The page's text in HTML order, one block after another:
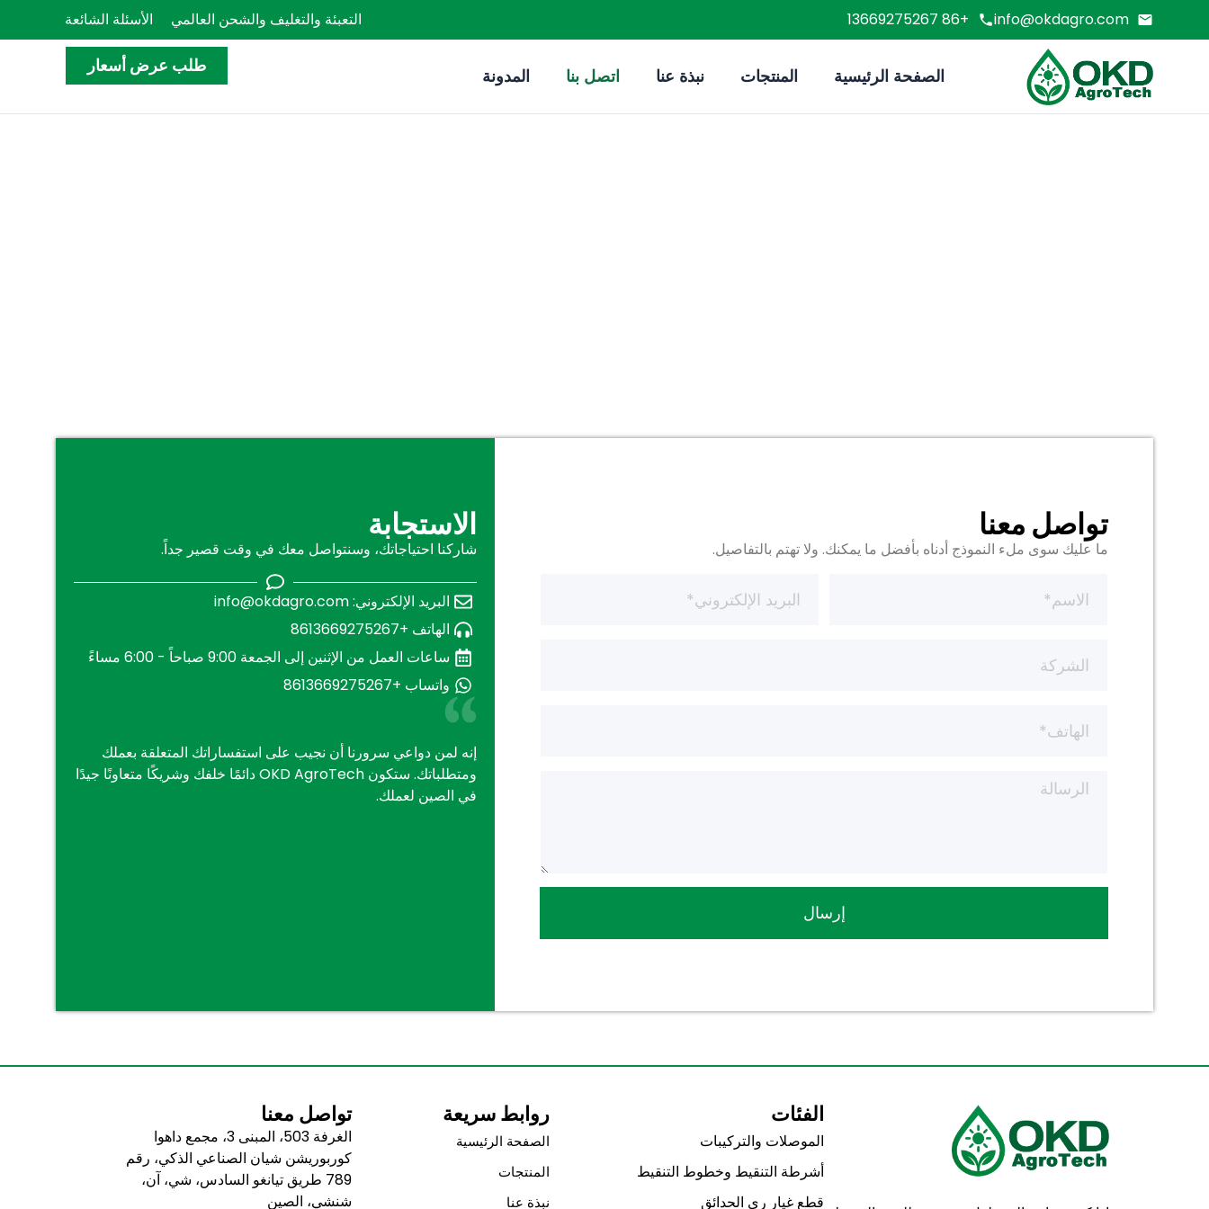
info@okdagro.com
+86 13669275267 التعبئة والتغليف والشحن العالمي الأسئلة الشائعة
الصفحة الرئيسية المنتجات نبذة عنا اتصل بنا المدونة
طلب عرض أسعار
تواصل معنا
ما عليك سوى ملء النموذج أدناه بأفضل ما يمكنك. ولا تهتم بالتفاصيل.
إرسال
الاستجابة
شاركنا احتياجاتك، وسنتواصل معك في وقت قصير جداً.
البريد الإلكتروني:info@okdagro.com
الهاتف +8613669275267
ساعات العمل من الإثنين إلى الجمعة 9:00 صباحاً - 6:00 مساءً
واتساب +8613669275267
إنه لمن دواعي سرورنا أن نجيب على استفساراتك المتعلقة بعملك
ومتطلباتك. ستكون OKD AgroTech دائمًا خلفك وشريكًا متعاونًا جيدًا
في الصين لعملك.
الفئات
الموصلات والتركيبات
أشرطة التنقيط وخطوط التنقيط
قطع غيار ري الحدائق
روابط سريعة
الصفحة الرئيسية
المنتجات
نبذة عنا
تواصل معنا
الغرفة 503، المبنى 3، مجمع داهوا
كوربوريشن شيان الصناعي الذكي، رقم
789 طريق تيانغو السادس، شي، آن،
شنشي، الصين